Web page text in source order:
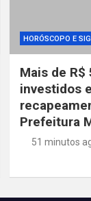
HORÓSCOPO E
Mais de
investidos
Prefeitura
51 minutos